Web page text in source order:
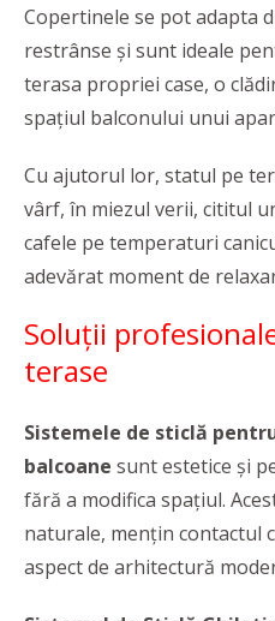
Copertinele se pot adapta
restrânse și sunt ideale
terasa propriei case, o
spațiul balconului unui
Cu ajutorul lor, statul pe
vârf, în miezul verii, cititul
cafele pe temperaturi
adevărat moment de
Soluții
terase
Sistemele de sticlă
balcoane sunt estetice și
fără a modifica spațiul.
naturale, mențin contactul
aspect de arhitectură